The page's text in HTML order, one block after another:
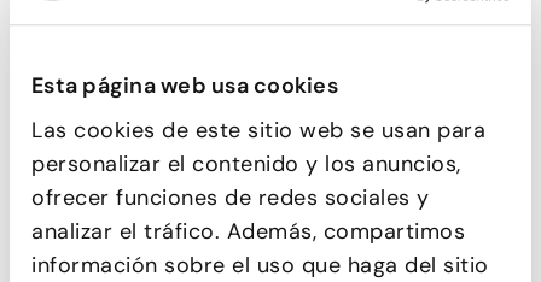
Esta página web usa cookies
Las cookies de este sitio web se usan para
personalizar el contenido y los anuncios,
ofrecer funciones de redes sociales y
analizar el tráfico. Además, compartimos
información sobre el uso que haga del sitio
BALLET PER A ADULTS